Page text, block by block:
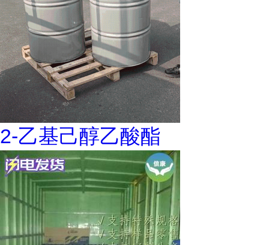
2-乙基己醇乙酸酯